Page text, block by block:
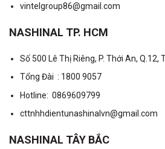
vintelgroup86@gmail.com
NASHINAL TP. HCM
Số 500 Lê Thị Riêng, P. Thới An, Q.12,
Tổng Đài : 1800 9057
Hotline: 0869609799
cttnhhdientunashinalvn@gmail.com
NASHINAL TÂY BẮC